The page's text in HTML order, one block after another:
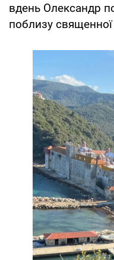
вдень Олександр
поблизу